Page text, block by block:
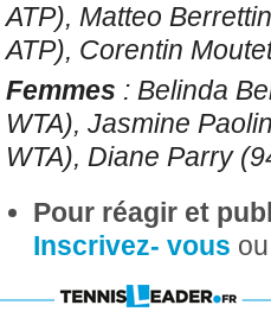
ATP), Matteo
ATP), Corentin
Femmes : Belinda
WTA), Jasmine
WTA), Diane Parry
Pour réagir et
Inscrivez- vous ou